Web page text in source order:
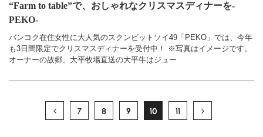
“Farm to table”で、おしゃれなクリスマスディナーを‐
PEKO‐
バンコク在住女性に大人気のスクンビットソイ49「PEKO」では、今年
も3日間限定でクリスマスディナーを受付中！ ※写真はイメージです。
オーナーの故郷、大平牧場直送の大平牛はジュー
7 8 9 10 11